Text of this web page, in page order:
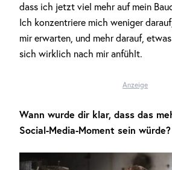
dass ich jetzt viel mehr auf mein
Ich konzentriere mich weniger
mir erwarten, und mehr darauf,
sich wirklich nach mir anfühlt.
Anzeige
Wann wurde dir klar, dass das
Social-Media-Moment sein würde?